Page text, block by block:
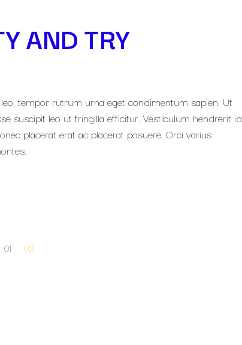
AND TRY
tempor rutrum urna eget condimentum sapien. Ut
suscipit leo ut fringilla efficitur. Vestibulum hendrerit id
placerat erat ac placerat posuere. Orci varius
01 02